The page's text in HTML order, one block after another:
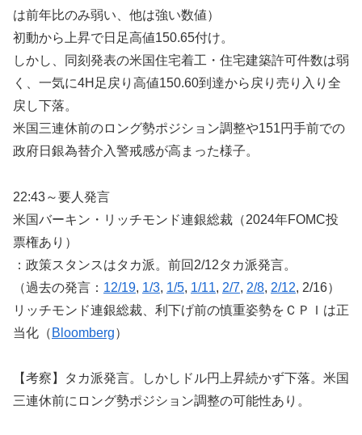
は前年比のみ弱い、他は強い数値）
初動から上昇で日足高値150.65付け。
しかし、同刻発表の米国住宅着工・住宅建築許可件数は弱
く、一気に4H足戻り高値150.60到達から戻り売り入り全
戻し下落。
米国三連休前のロング勢ポジション調整や151円手前での
政府日銀為替介入警戒感が高まった様子。
22:43～要人発言
米国バーキン・リッチモンド連銀総裁（2024年FOMC投
票権あり）
：政策スタンスはタカ派。前回2/12タカ派発言。
（過去の発言： 12/19, 1/3, 1/5, 1/11, 2/7, 2/8, 2/12, 2/16）
リッチモンド連銀総裁、利下げ前の慎重姿勢をＣＰＩは正
当化（ Bloomberg）
【考察】タカ派発言。しかしドル円上昇続かず下落。米国
三連休前にロング勢ポジション調整の可能性あり。